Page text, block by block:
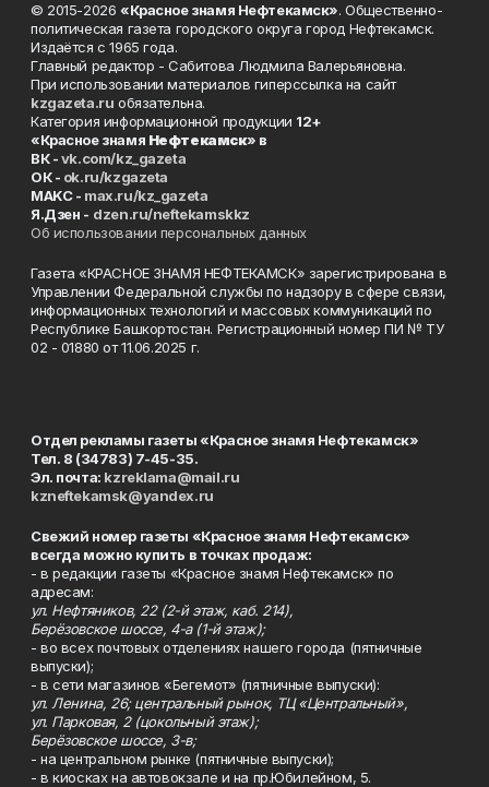
© 2015-2026 «Красное знамя Нефтекамск». Общественно-
политическая газета городского округа город Нефтекамск.
Издаётся с 1965 года.
Главный редактор - Сабитова Людмила Валерьяновна.
При использовании материалов гиперссылка на сайт
kzgazeta.ru обязательна.
Категория информационной продукции 12+
«Красное знамя Нефтекамск» в
ВК -vk.com/kz_gazeta
ОК - ok.ru/kzgazeta
MAKC - max.ru/kz_gazeta
Я.Дзен - dzen.ru/neftekamskkz
Об использовании персональных данных
Газета «КРАСНОЕ ЗНАМЯ НЕФТЕКАМСК» зарегистрирована в
Управлении Федеральной службы по надзору в сфере связи,
информационных технологий и массовых коммуникаций по
Республике Башкортостан. Регистрационный номер ПИ № ТУ
02 - 01880 от 11.06.2025 г.
Отдел рекламы газеты «Красное знамя Нефтекамск»
Тел. 8 (34783) 7-45-35.
Эл. почта: kzreklama@mail.ru
kzneftekamsk@yandex.ru
Свежий номер газеты «Красное знамя Нефтекамск»
всегда можно купить в точках продаж:
- в редакции газеты «Красное знамя Нефтекамск» по
адресам:
ул. Нефтяников, 22 (2-й этаж, каб. 214),
Берёзовское шоссе, 4-а (1-й этаж);
- во всех почтовых отделениях нашего города (пятничные
выпуски);
- в сети магазинов «Бегемот» (пятничные выпуски):
ул. Ленина, 26; центральный рынок, ТЦ «Центральный»,
ул. Парковая, 2 (цокольный этаж);
Берёзовское шоссе, 3-в;
- на центральном рынке (пятничные выпуски);
- в киосках на автовокзале и на пр.Юбилейном, 5.